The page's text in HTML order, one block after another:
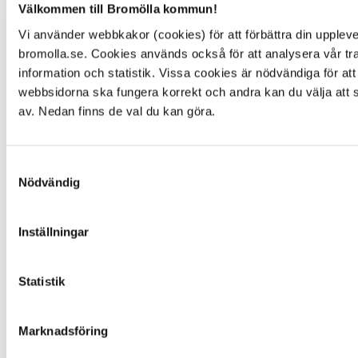
Välkommen till Bromölla kommun!
Vi använder webbkakor (cookies) för att förbättra din
bromolla.se. Cookies används också för att analysera vår
information och statistik. Vissa cookies är nödvändiga för att
webbsidorna ska fungera korrekt och andra kan du välja att
av. Nedan finns de val du kan göra.
Nödvändig
Inställningar
Statistik
Marknadsföring
Altan, uteplats, skärmtak
2 October 2023
https://bygglov.bromolla.se
https://myndighetskontoret
Attefallshus